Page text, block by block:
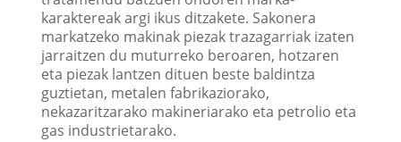
karaktereak argi ikus ditzakete. Sakonera
markatzeko makinak piezak trazagarriak izaten
jarraitzen du muturreko beroaren, hotzaren
eta piezak lantzen dituen beste baldintza
guztietan, metalen fabrikaziorako,
nekazaritzarako makineriarako eta petrolio eta
gas industrietarako.